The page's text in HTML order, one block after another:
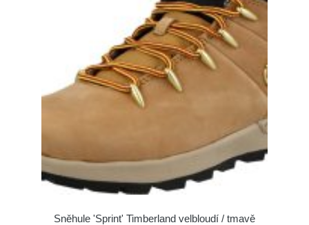
Sněhule 'Sprint' Timberland velbloudí / tmavě